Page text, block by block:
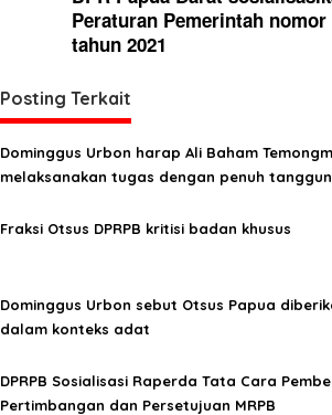
v
g
a
s
p
s
Peraturan Pemerintah nomor
tahun 2021
Posting Terkait
Dominggus Urbon harap Ali Baham
melaksanakan tugas dengan penuh
Fraksi Otsus DPRPB kritisi badan khusus
Dominggus Urbon sebut Otsus Papua
dalam konteks adat
DPRPB Sosialisasi Raperda Tata Cara
Pertimbangan dan Persetujuan MRPB